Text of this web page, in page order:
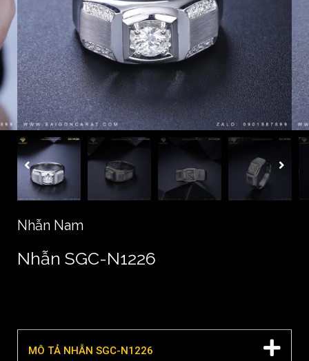
Nhẫn Nam
Nhẫn SGC-N1226
MÔ TẢ NHẪN SGC-N1226